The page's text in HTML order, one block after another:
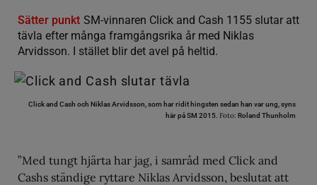
Sätter punkt SM-vinnaren Click and Cash 1155 slutar att
tävla efter många framgångsrika år med Niklas
Arvidsson. I stället blir det avel på heltid.
Click and Cash och Niklas Arvidsson, som har ridit hingsten sedan han var ung, syns
här på SM 2015. Foto: Roland Thunholm
”Med tungt hjärta har jag, i samråd med Click and
Cashs ständige ryttare Niklas Arvidsson, beslutat att